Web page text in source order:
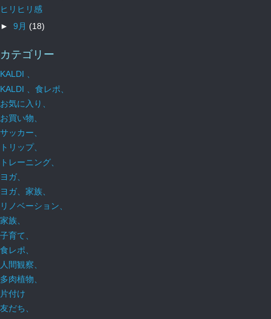
ヒリヒリ感
► 9月 (18)
カテゴリー
KALDI 、
KALDI 、食レポ、
お気に入り、
お買い物、
サッカー、
トリップ、
トレーニング、
ヨガ、
ヨガ、家族、
リノベーション、
家族、
子育て、
食レポ、
人間観察、
多肉植物、
片付け
友だち、